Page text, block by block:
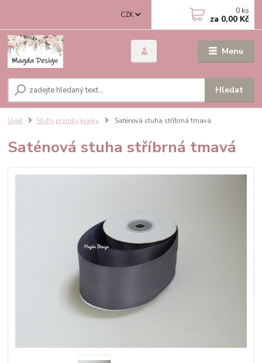
Menu
CZK
Hledat
0 ks
za 0,00 Kč
Úvod Stuhy,prýmky,krajky Saténová stuha stříbrná tmavá
Saténová stuha stříbrná tmavá